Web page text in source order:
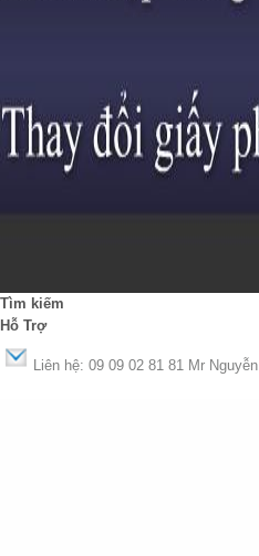
Tìm kiếm
Hỗ Trợ
Liên hệ: 09 09 02 81 81 Mr Nguyễn